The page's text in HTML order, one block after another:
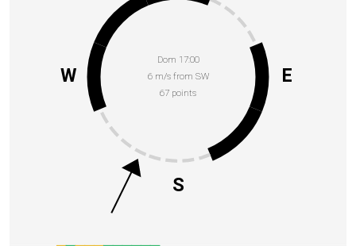
Dom 17:00
6 m/s from SW
67 points
E
S
W